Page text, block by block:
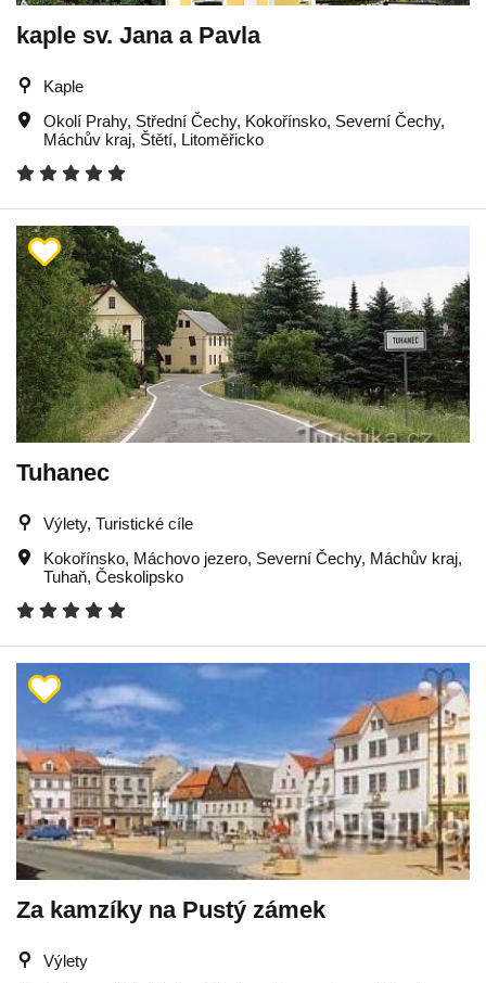
kaple sv. Jana a Pavla
Kaple
Okolí Prahy, Střední Čechy, Kokořínsko, Severní Čechy,
Máchův kraj, Štětí, Litoměřicko
Tuhanec
Výlety, Turistické cíle
Kokořínsko, Máchovo jezero, Severní Čechy, Máchův kraj,
Tuhaň, Českolipsko
Za kamzíky na Pustý zámek
Výlety